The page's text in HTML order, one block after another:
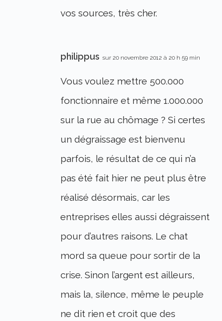
vos sources, très cher.
philippus sur 20 novembre 2012 à 20 h 59 min
Vous voulez mettre 500.000
fonctionnaire et même 1.000.000
sur la rue au chômage ? Si certes
un dégraissage est bienvenu
parfois, le résultat de ce qui n’a
pas été fait hier ne peut plus être
réalisé désormais, car les
entreprises elles aussi dégraissent
pour d’autres raisons. Le chat
mord sa queue pour sortir de la
crise. Sinon l’argent est ailleurs,
mais la, silence, même le peuple
ne dit rien et croit que des